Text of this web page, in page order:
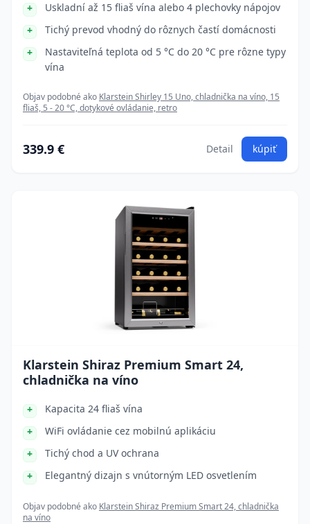
Uskladní až 15 fliaš vína alebo 4 plechovky nápojov
Tichý prevod vhodný do rôznych častí domácnosti
Nastaviteľná teplota od 5 °C do 20 °C pre rôzne typy
vína
Objav podobné ako Klarstein Shirley 15 Uno, chladnička na víno, 15
fliaš, 5 - 20 °C, dotykové ovládanie, retro
339.9 € Detail kúpiť
Klarstein Shiraz Premium Smart 24,
chladnička na víno
Kapacita 24 fliaš vína
WiFi ovládanie cez mobilnú aplikáciu
Tichý chod a UV ochrana
Elegantný dizajn s vnútorným LED osvetlením
Objav podobné ako Klarstein Shiraz Premium Smart 24, chladnička
na víno